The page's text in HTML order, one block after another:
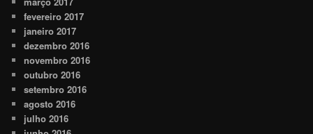
fevereiro 2017
janeiro 2017
dezembro 2016
novembro 2016
outubro 2016
setembro 2016
agosto 2016
julho 2016